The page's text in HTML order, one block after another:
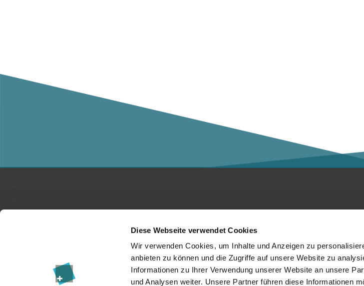
Diese Webseite verwendet Cookies
Wir verwenden Cookies, um Inhalte und Anzeigen zu
anbieten zu können und die Zugriffe auf unsere Website zu
Informationen zu Ihrer Verwendung unserer Website an unsere
und Analysen weiter. Unsere Partner führen diese Informationen
Für Unternehmen
Veranstaltungen
Über die Kalaidos FH
Datenschutzerklärung
Impressum